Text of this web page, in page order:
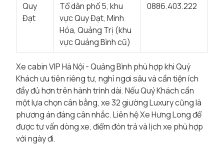
Quy
Đạt
Tổ dân phố 5, khu
vực Quy Đạt, Minh
Hóa, Quảng Trị (khu
vực Quảng Bình cũ)
0886.403.222
Xe cabin VIP Hà Nội - Quảng Bình phù hợp khi Quý
Khách ưu tiên riêng tư, nghỉ ngơi sâu và cần tiện ích
đầy đủ hơn trên hành trình dài. Nếu Quý Khách cần
một lựa chọn cân bằng, xe 32 giường Luxury cũng là
phương án đáng cân nhắc. Liên hệ Xe Hưng Long để
được tư vấn dòng xe, điểm đón trả và lịch xe phù hợp
với ngày đi.